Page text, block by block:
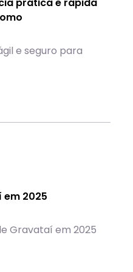
e seguro para
em 2025
Gravataí em 2025